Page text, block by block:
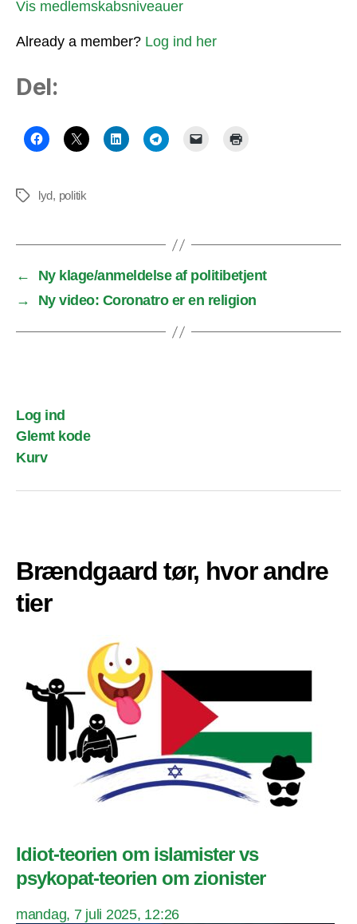
Vis medlemskabsniveauer
Already a member? Log ind her
Del:
Tags lyd, politik
←
Ny klage/anmeldelse af politibetjent
→
Ny video: Coronatro er en religion
Log ind
Glemt kode
Kurv
Brændgaard tør, hvor andre
tier
Idiot-teorien om islamister vs
psykopat-teorien om zionister
mandag, 7 juli 2025, 12:26